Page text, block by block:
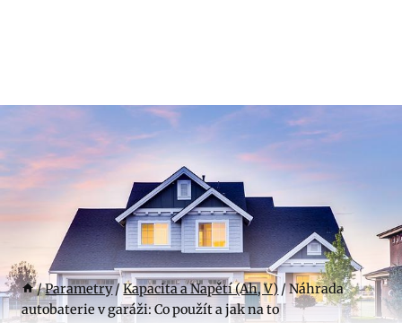
/Parametry/ Kapacita a Napětí (Ah, V) /Náhrada
autobaterie v garáži: Co použít a jak na to